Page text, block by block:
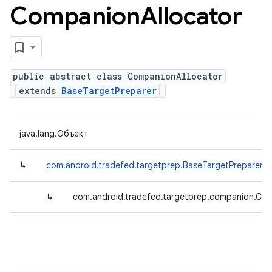
CompanionAllocator
public abstract class CompanionAllocator
extends BaseTargetPreparer
java.lang.Объект
↳ com.android.tradefed.targetprep.BaseTargetPreparer
↳